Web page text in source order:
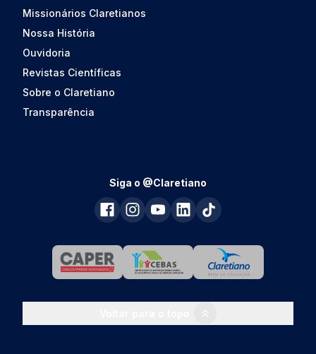
Missionários Claretianos
Nossa História
Ouvidoria
Revistas Científicas
Sobre o Claretiano
Transparência
Siga o @Claretiano